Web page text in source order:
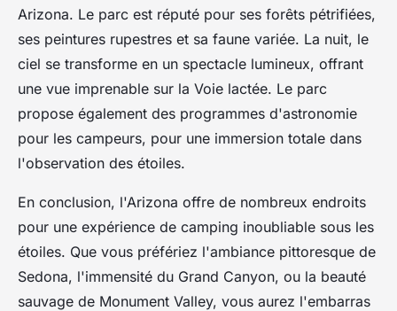
Arizona. Le parc est réputé pour ses forêts pétrifiées,
ses peintures rupestres et sa faune variée. La nuit, le
ciel se transforme en un spectacle lumineux, offrant
une vue imprenable sur la Voie lactée. Le parc
propose également des programmes d'astronomie
pour les campeurs, pour une immersion totale dans
l'observation des étoiles.
En conclusion, l'Arizona offre de nombreux endroits
pour une expérience de camping inoubliable sous les
étoiles. Que vous préfériez l'ambiance pittoresque de
Sedona, l'immensité du Grand Canyon, ou la beauté
sauvage de Monument Valley, vous aurez l'embarras